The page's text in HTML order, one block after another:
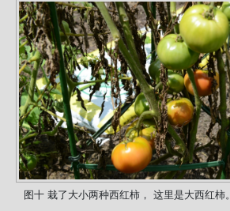
图十 栽了大小两种西红柿， 这里是大西红柿。